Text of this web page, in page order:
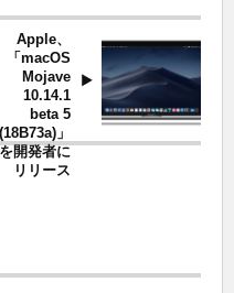
Apple、
「macOS
Mojave
10.14.1
beta 5
(18B73a)」
を開発者に
リリース